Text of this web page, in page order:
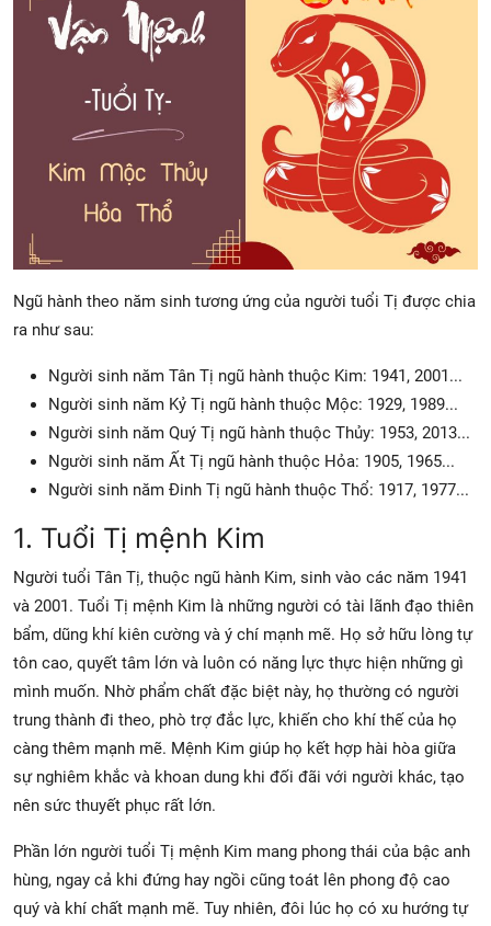
Ngũ hành theo năm sinh tương ứng của người tuổi Tị được chia
ra như sau:
Người sinh năm Tân Tị ngũ hành thuộc Kim: 1941, 2001...
Người sinh năm Kỷ Tị ngũ hành thuộc Mộc: 1929, 1989...
Người sinh năm Quý Tị ngũ hành thuộc Thủy: 1953, 2013...
Người sinh năm Ất Tị ngũ hành thuộc Hỏa: 1905, 1965...
Người sinh năm Đinh Tị ngũ hành thuộc Thổ: 1917, 1977...
1. Tuổi Tị mệnh Kim
Người tuổi Tân Tị, thuộc ngũ hành Kim, sinh vào các năm 1941
và 2001. Tuổi Tị mệnh Kim là những người có tài lãnh đạo thiên
bẩm, dũng khí kiên cường và ý chí mạnh mẽ. Họ sở hữu lòng tự
tôn cao, quyết tâm lớn và luôn có năng lực thực hiện những gì
mình muốn. Nhờ phẩm chất đặc biệt này, họ thường có người
trung thành đi theo, phò trợ đắc lực, khiến cho khí thế của họ
càng thêm mạnh mẽ. Mệnh Kim giúp họ kết hợp hài hòa giữa
sự nghiêm khắc và khoan dung khi đối đãi với người khác, tạo
nên sức thuyết phục rất lớn.
Phần lớn người tuổi Tị mệnh Kim mang phong thái của bậc anh
hùng, ngay cả khi đứng hay ngồi cũng toát lên phong độ cao
quý và khí chất mạnh mẽ. Tuy nhiên, đôi lúc họ có xu hướng tự